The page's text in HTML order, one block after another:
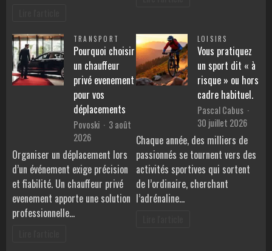
TRANSPORT
Pourquoi choisir
un chauffeur
privé evenement
pour vos
déplacements
Povoski
3 août
2026
Organiser un déplacement lors
d’un événement exige précision
et fiabilité. Un chauffeur privé
evenement apporte une solution
professionnelle…
LOISIRS
Vous pratiquez
un sport dit « à
risque » ou hors
cadre habituel.
Pascal Cabus
30 juillet 2026
Chaque année, des milliers de
passionnés se tournent vers des
activités sportives qui sortent
de l’ordinaire, cherchant
l’adrénaline…